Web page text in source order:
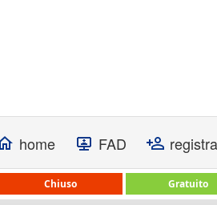
home FAD
Chiuso Gratuito